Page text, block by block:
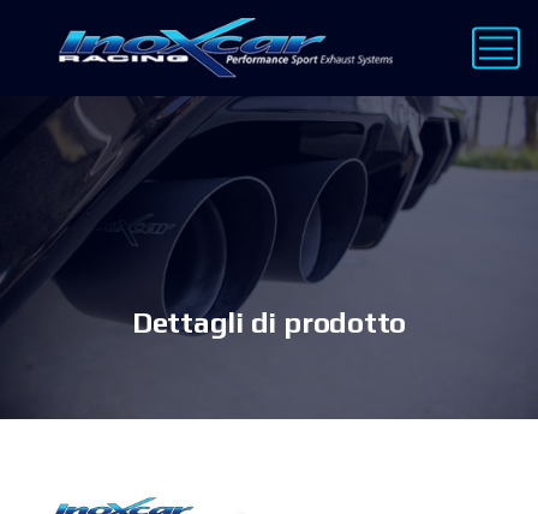
Dettagli di prodotto